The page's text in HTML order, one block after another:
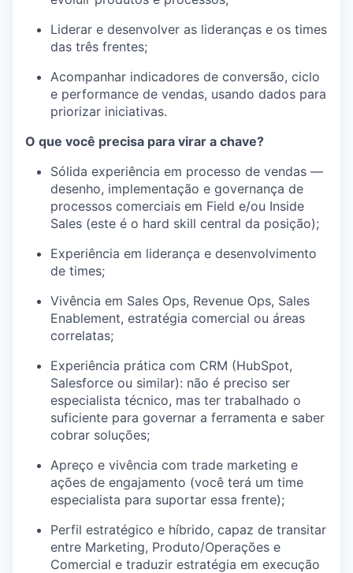
Liderar e desenvolver as lideranças e os times
das três frentes;
Acompanhar indicadores de conversão, ciclo
e performance de vendas, usando dados para
priorizar iniciativas.
O que você precisa para virar a chave?
Sólida experiência em processo de vendas —
desenho, implementação e governança de
processos comerciais em Field e/ou Inside
Sales (este é o hard skill central da posição);
Experiência em liderança e desenvolvimento
de times;
Vivência em Sales Ops, Revenue Ops, Sales
Enablement, estratégia comercial ou áreas
correlatas;
Experiência prática com CRM (HubSpot,
Salesforce ou similar): não é preciso ser
especialista técnico, mas ter trabalhado o
suficiente para governar a ferramenta e saber
cobrar soluções;
Apreço e vivência com trade marketing e
ações de engajamento (você terá um time
especialista para suportar essa frente);
Perfil estratégico e híbrido, capaz de transitar
entre Marketing, Produto/Operações e
Comercial e traduzir estratégia em execução